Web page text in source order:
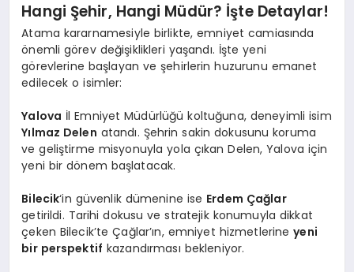
Hangi Şehir, Hangi Müdür? İşte Detaylar!
Atama kararnamesiyle birlikte, emniyet camiasında
önemli görev değişiklikleri yaşandı. İşte yeni
görevlerine başlayan ve şehirlerin huzurunu emanet
edilecek o isimler:
Yalova İl Emniyet Müdürlüğü koltuğuna, deneyimli isim
Yılmaz Delen atandı. Şehrin sakin dokusunu koruma
ve geliştirme misyonuyla yola çıkan Delen, Yalova için
yeni bir dönem başlatacak.
Bilecik‘in güvenlik dümenine ise Erdem Çağlar
getirildi. Tarihi dokusu ve stratejik konumuyla dikkat
çeken Bilecik’te Çağlar’ın, emniyet hizmetlerineyeni
bir perspektif kazandırması bekleniyor.